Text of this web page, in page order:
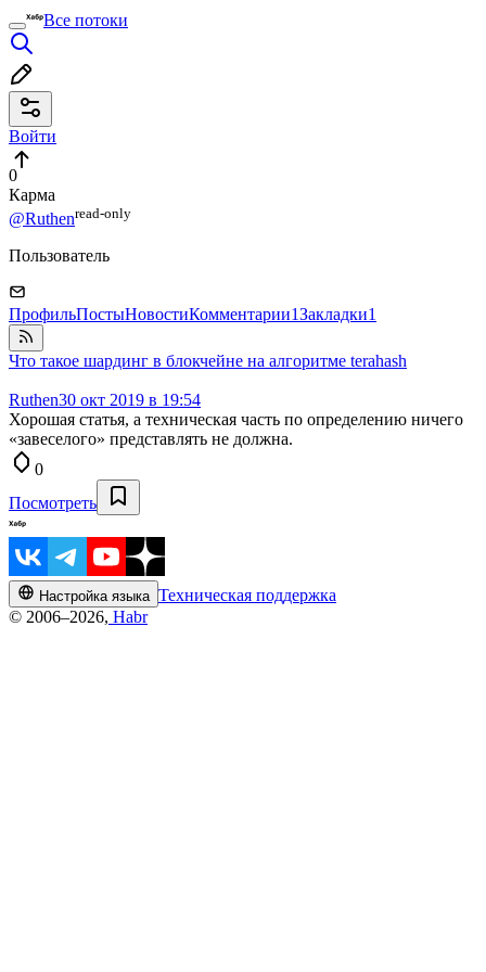
Все потоки
Войти
0
Карма
@Ruthenread⁠-⁠only
Пользователь
ПрофильПостыНовостиКомментарии1Закладки1
Что такое шардинг в блокчейне на алгоритме terahash
Ruthen30 окт 2019 в 19:54
Хорошая статья, а техническая часть по определению ничего
«завеселого» представлять не должна.
0
Посмотреть
Настройка языка Техническая поддержка
© 2006–2026, Habr